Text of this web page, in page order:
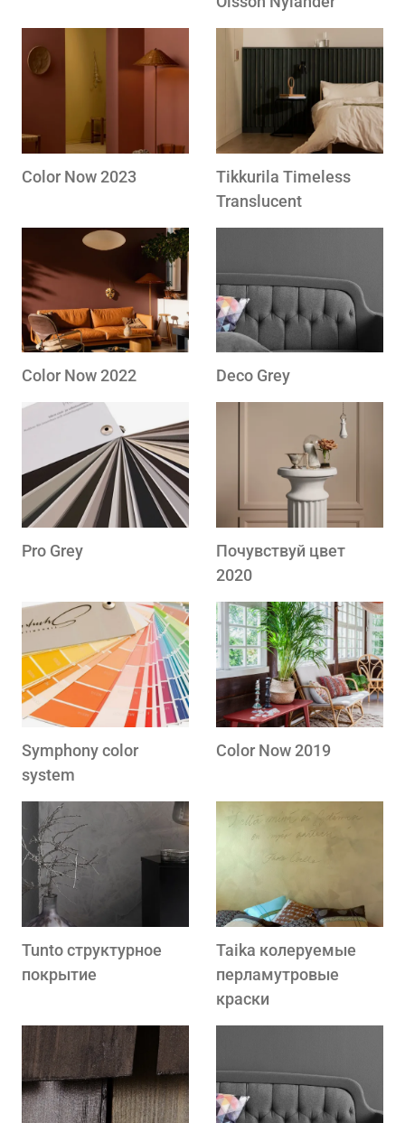
Color Now 2023
Tikkurila Timeless
Translucent
Color Now 2022 Deco Grey
Pro Grey
Почувствуй цвет
2020
Symphony color
system
Color Now 2019
Tunto структурное
покрытие
Taika колеруемые
перламутровые
краски